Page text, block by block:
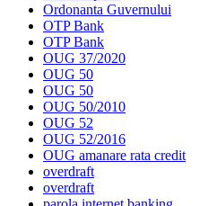
Ordonanta Guvernului
OTP Bank
OTP Bank
OUG 37/2020
OUG 50
OUG 50
OUG 50/2010
OUG 52
OUG 52/2016
OUG amanare rata credit
overdraft
overdraft